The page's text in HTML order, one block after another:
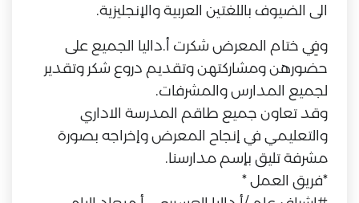
الى الضيوف باللغتين العربية والإنجليزية.
وفِي ختام المعرض شكرت أ.داليا الجميع على
حضورهن ومشاركتهن وتقديم دروع شكر وتقدير
لجميع المدارس والمشرفات.
وقد تعاون جميع طاقم المدرسة الاداري
والتعليمي في إنجاح المعرض وإخراجه بصورة
مشرفة تليق بإسم مدارسنا.
*فريق العمل *